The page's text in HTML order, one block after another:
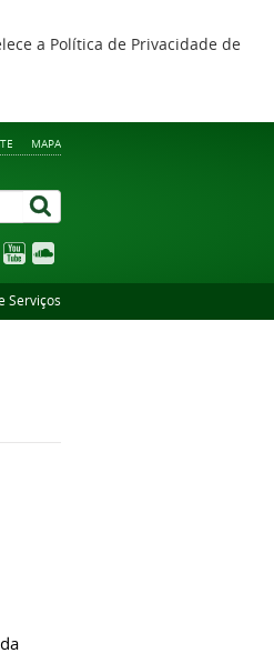
a Política de Privacidade de
MAPA
Serviços